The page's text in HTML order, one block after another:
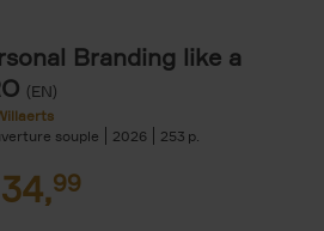
Branding like a
(EN)
souple
2026 253
34,99